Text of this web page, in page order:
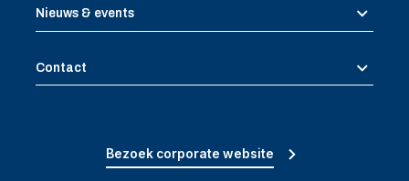
Nieuws & events
Contact
Bezoek corporate website